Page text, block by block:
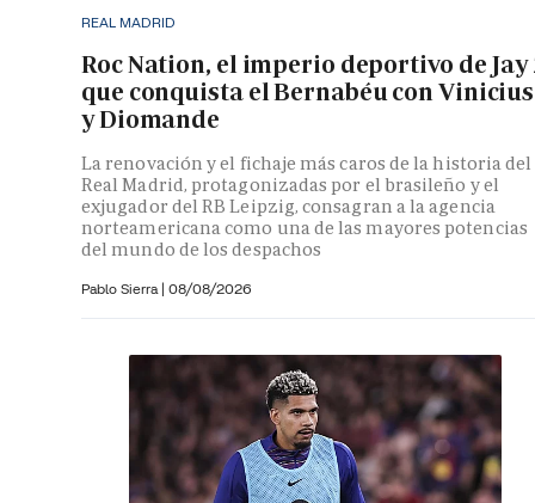
REAL MADRID
Roc Nation, el imperio deportivo de Jay
que conquista el Bernabéu con Vinicius
y Diomande
La renovación y el fichaje más caros de la historia del
Real Madrid, protagonizadas por el brasileño y el
exjugador del RB Leipzig, consagran a la agencia
norteamericana como una de las mayores potencias
del mundo de los despachos
Pablo Sierra | 08/08/2026